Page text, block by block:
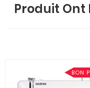
Produit Ont
BON